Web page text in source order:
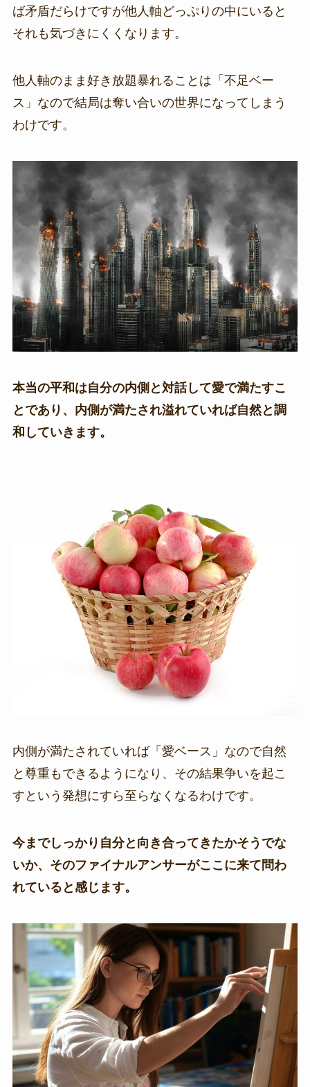
ば矛盾だらけですが他人軸どっぷりの中にいると
それも気づきにくくなります。
他人軸のまま好き放題暴れることは「不足ベー
ス」なので結局は奪い合いの世界になってしまう
わけです。
本当の平和は自分の内側と対話して愛で満たすこ
とであり、内側が満たされ溢れていれば自然と調
和していきます。
内側が満たされていれば「愛ベース」なので自然
と尊重もできるようになり、その結果争いを起こ
すという発想にすら至らなくなるわけです。
今までしっかり自分と向き合ってきたかそうでな
いか、そのファイナルアンサーがここに来て問わ
れていると感じます。